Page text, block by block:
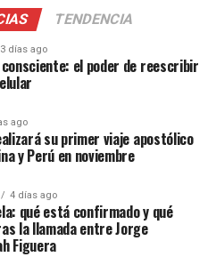
TENDENCIA
3 días ago
el poder de reescribir
ago
su primer viaje apostólico
y Perú en noviembre
4 días ago
qué está confirmado y qué
la llamada entre Jorge
Figuera